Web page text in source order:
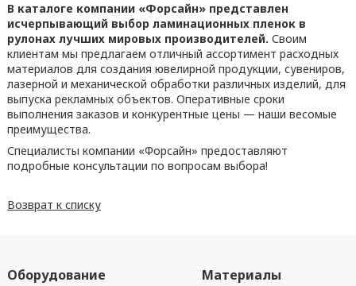
В каталоге компании «Форсайн» представлен
исчерпывающий выбор ламинационных пленок в
рулонах лучших мировых производителей. Своим
клиентам мы предлагаем отличный ассортимент расходных
материалов для создания ювелирной продукции, сувениров,
лазерной и механической обработки различных изделий, для
выпуска рекламных объектов. Оперативные сроки
выполнения заказов и конкурентные цены — наши весомые
преимущества.
Специалисты компании «Форсайн» предоставляют
подробные консультации по вопросам выбора!
Возврат к списку
Оборудование Материалы